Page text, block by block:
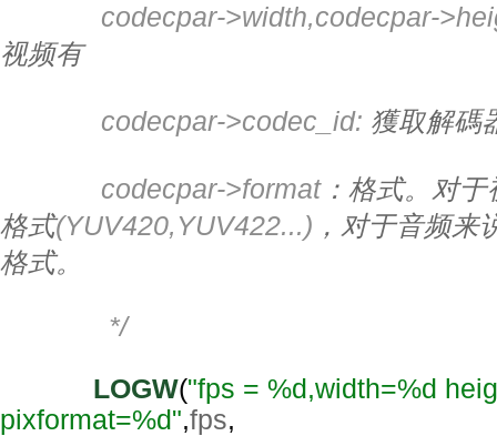
codecpar->width,codecpar-
视频有
codecpar->codec_id: 獲取解碼
codecpar->format：格式。对于
格式(YUV420,YUV422...) ，对于音频来
格式。
*/
LOGW("fps = %d,width=%d
pixformat=%d",fps,